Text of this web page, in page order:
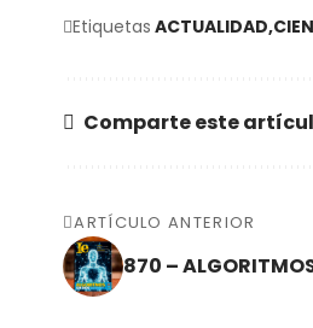
Etiquetas ACTUALIDAD
Comparte este
ARTÍCULO ANTERIOR
870 –